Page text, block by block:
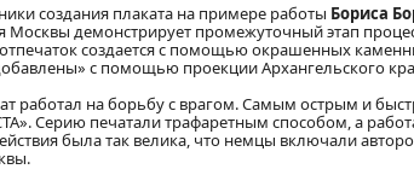
создания плаката на примере работы Бориса
Москвы демонстрирует промежуточный этап
создается с помощью окрашенных
с помощью проекции Архангельского
работал на борьбу с врагом. Самым острым и
Серию печатали трафаретным способом, а
была так велика, что немцы включали